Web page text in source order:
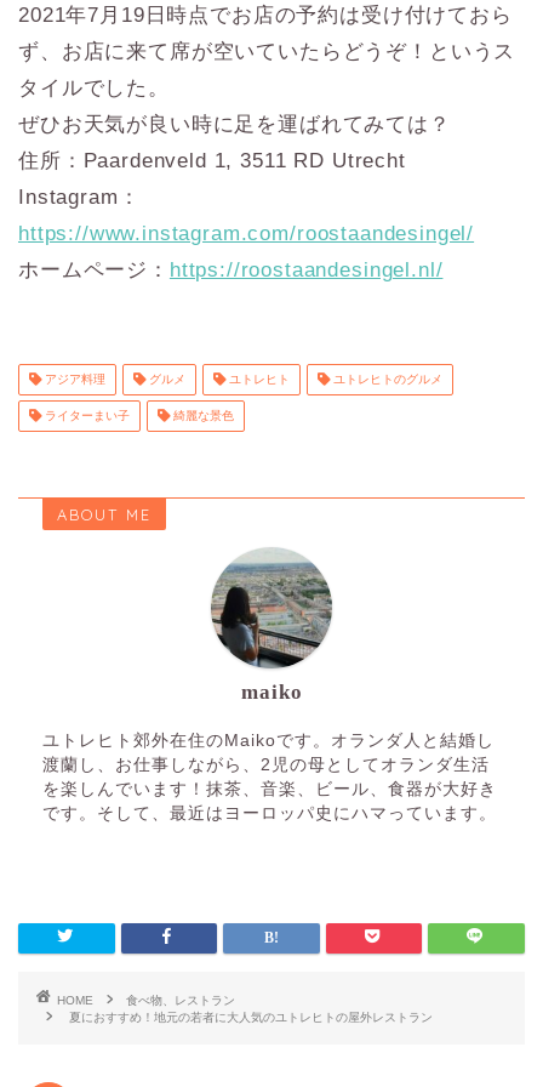
2021年7月19日時点でお店の予約は受け付けておら
ず、お店に来て席が空いていたらどうぞ！というス
タイルでした。
ぜひお天気が良い時に足を運ばれてみては？
住所：Paardenveld 1, 3511 RD Utrecht
Instagram：
https://www.instagram.com/roostaandesingel/
ホームページ： https://roostaandesingel.nl/
アジア料理 グルメ ユトレヒト ユトレヒトのグルメ
ライターまい子 綺麗な景色
ABOUT ME
maiko
ユトレヒト郊外在住のMaikoです。オランダ人と結婚し
渡蘭し、お仕事しながら、2児の母としてオランダ生活
を楽しんでいます！抹茶、音楽、ビール、食器が大好き
です。そして、最近はヨーロッパ史にハマっています。
HOME
食べ物、レストラン
夏におすすめ！地元の若者に大人気のユトレヒトの屋外レストラン